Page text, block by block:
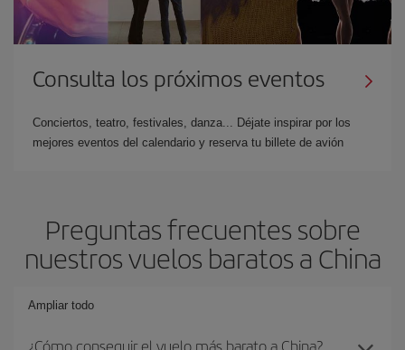
Consulta los próximos eventos
Conciertos, teatro, festivales, danza... Déjate inspirar por los
mejores eventos del calendario y reserva tu billete de avión
Preguntas frecuentes sobre
nuestros vuelos baratos a China
Ampliar todo
¿Cómo conseguir el vuelo más barato a China?